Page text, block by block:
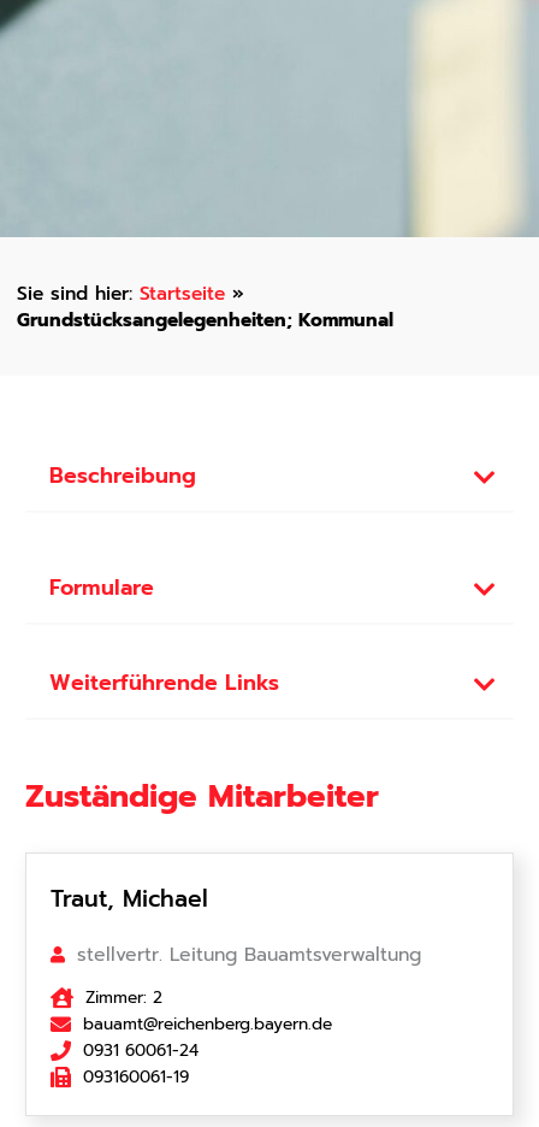
Startseite»
Grundstücksangelegenheiten; Kommunal
Beschreibung
Formulare
Weiterführende Links
Zuständige Mitarbeiter
Traut, Michael
stellvertr. Leitung Bauamtsverwaltung
Zimmer: 2
bauamt@reichenberg.bayern.de
0931 60061-24
093160061-19